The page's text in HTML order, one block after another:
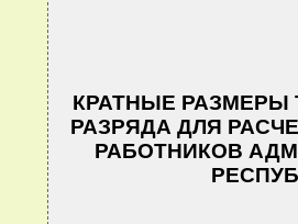
КРАТНЫЕ РАЗМЕРЫ
РАЗРЯДА ДЛЯ
РАБОТНИКОВ